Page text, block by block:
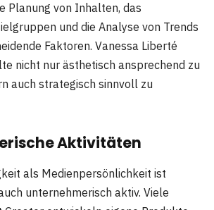
Planung von Inhalten, das
und die Analyse von Trends
Faktoren. Vanessa Liberté
nicht nur ästhetisch ansprechend zu
auch strategisch sinnvoll zu
Aktivitäten
als Medienpersönlichkeit ist
unternehmerisch aktiv. Viele